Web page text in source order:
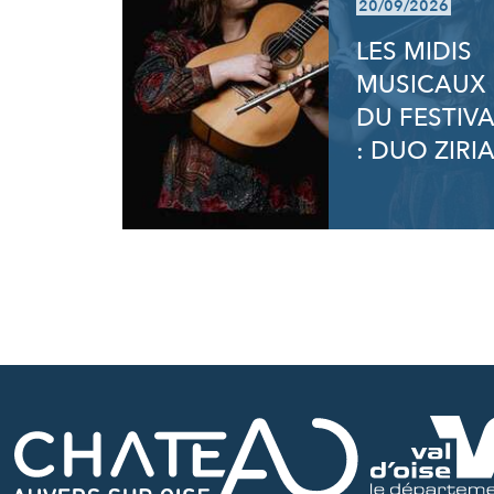
20/09/2026
LES MIDIS
MUSICAUX
DU
: DUO